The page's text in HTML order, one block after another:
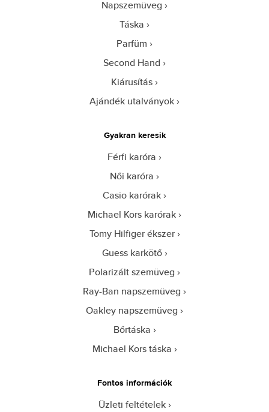
Napszemüveg
Táska
Parfüm
Second Hand
Kiárusítás
Ajándék utalványok
Gyakran keresik
Férfi karóra
Női karóra
Casio karórak
Michael Kors karórak
Tomy Hilfiger ékszer
Guess karkötő
Polarizált szemüveg
Ray-Ban napszemüveg
Oakley napszemüveg
Bőrtáska
Michael Kors táska
Fontos információk
Üzleti feltételek